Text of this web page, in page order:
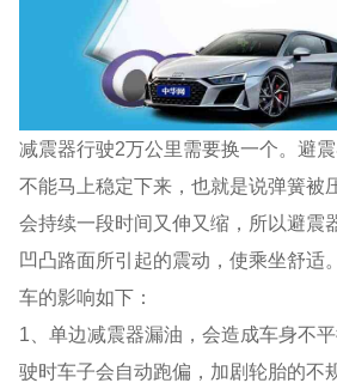
减震器行驶2万公里需要换一个。避
不能马上稳定下来，也就是说弹簧被
会持续一段时间又伸又缩，所以避震
凹凸路面所引起的震动，使乘坐舒适
车的影响如下：
1、单边减震器漏油，会造成车身不
驶时车子会自动跑偏，加剧轮胎的不